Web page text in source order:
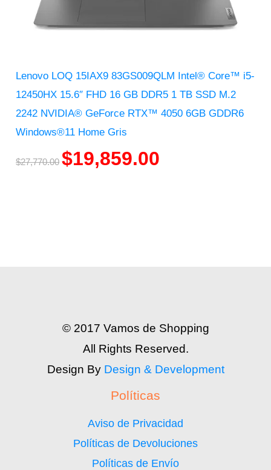
Lenovo LOQ 15IAX9 83GS009QLM Intel® Core™ i5-
12450HX 15.6″ FHD 16 GB DDR5 1 TB SSD M.2
2242 NVIDIA® GeForce RTX™ 4050 6GB GDDR6
Windows®11 Home Gris
$27,770.00 $19,859.00
© 2017 Vamos de Shopping
All Rights Reserved.
Design By Design & Development
Políticas
Aviso de Privacidad
Políticas de Devoluciones
Políticas de Envío